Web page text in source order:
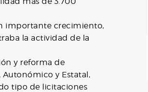
importante crecimiento,
la actividad de la
y reforma de
y Estatal,
tipo de licitaciones